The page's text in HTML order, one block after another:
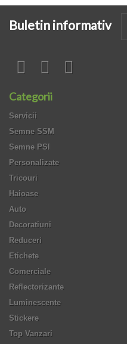
Buletin informativ
Categorii
Servicii
Semne SSM
Semne PSI
Personalizate
Tricouri
Haioase
Auto
Decoratiuni
Reduceri
Etichete
Comerciale
Reflectorizante
Luminescente
Stickere
Top Vanzari